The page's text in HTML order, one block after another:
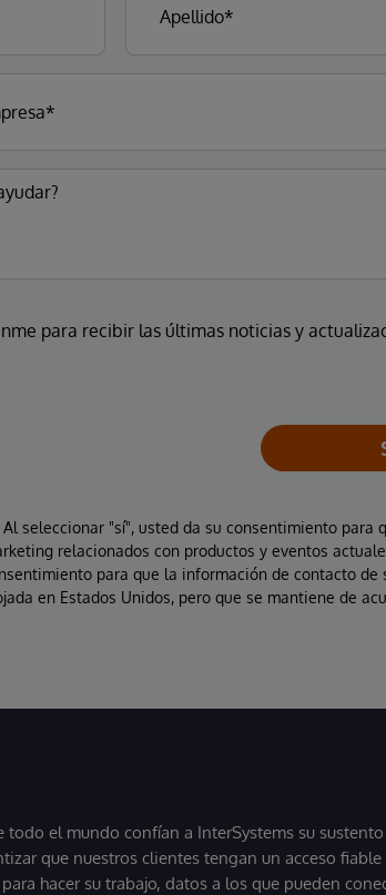
para recibir las últimas noticias y
seleccionar "sí", usted da su consentimiento para
relacionados con productos y eventos
para que la información de contacto de
en Estados Unidos, pero que se mantiene de
todo el mundo confían a InterSystems su
que nuestros clientes tengan un acceso
hacer su trabajo, datos a los que pueden